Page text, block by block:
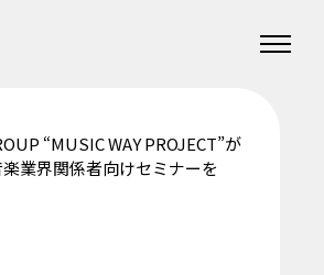
“MUSIC WAY PROJECT”が
業界関係者向けセミナーを